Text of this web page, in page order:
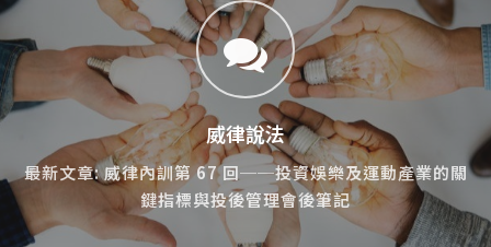
威律說法
最新文章: 威律內訓第 67 回──投資娛樂及運動產業的關
鍵指標與投後管理會後筆記